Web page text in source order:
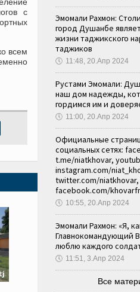
с
всем
Эмомали Рахмон:
город Душанбе
жизни таджикского
таджиков
🕔 11:48, 20.Апр 2024
Рустами Эмомали:
наш дом надежды,
гордимся им и
🕔 11:00, 20.Апр 2024
Официальные
социальных сетях:
t.me/niatkhovar,
instagram.com/
twitter.com/niatkhovar,
facebook.com/
🕔 10:55, 20.Апр 2024
Эмомали Рахмон: «Я,
Главнокомандующий
люблю каждого
🕔 11:51, 3.Апр 2024
Все